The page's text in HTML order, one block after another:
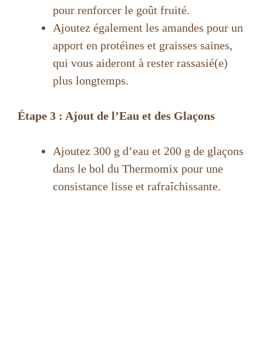
pour renforcer le goût fruité.
Ajoutez également les amandes pour un
apport en protéines et graisses saines,
qui vous aideront à rester rassasié(e)
plus longtemps.
Étape 3 : Ajout de l’Eau et des Glaçons
Ajoutez 300 g d’eau et 200 g de glaçons
dans le bol du Thermomix pour une
consistance lisse et rafraîchissante.